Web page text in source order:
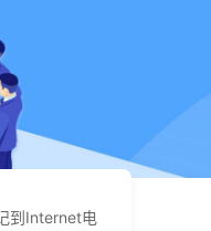
到Internet电